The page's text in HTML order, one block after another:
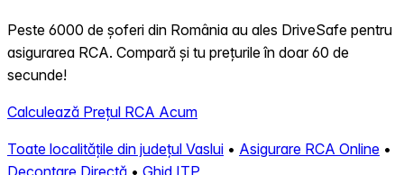
Peste 6000 de șoferi din România au ales DriveSafe pentru
asigurarea RCA. Compară și tu prețurile în doar 60 de
secunde!
Calculează Prețul RCA Acum
Toate localitățile din județul Vaslui • Asigurare RCA Online •